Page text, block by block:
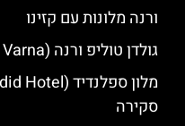
ורנה מלונות עם קזינו
גולדן טוליפ ורנה (Golden Tulip Varna) – סקירה
סקירה